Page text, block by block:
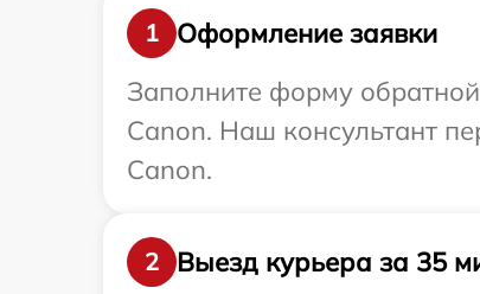
1
Оформление заявки
Заполните форму
Canon. Наш консультант
Canon.
2
Выезд курьера за 35